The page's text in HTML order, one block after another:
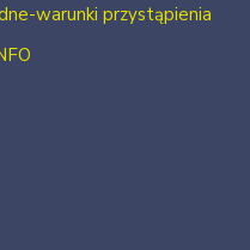
warunki przystąpienia